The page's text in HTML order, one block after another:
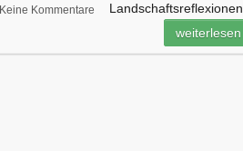
Keine Kommentare
Landschaftsreflexionen
weiterlesen